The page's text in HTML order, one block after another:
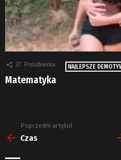
37 Polubienia NAJLEPSZE
Matematyka
Zobacz
więcej
Poprzedni artykuł
Czas